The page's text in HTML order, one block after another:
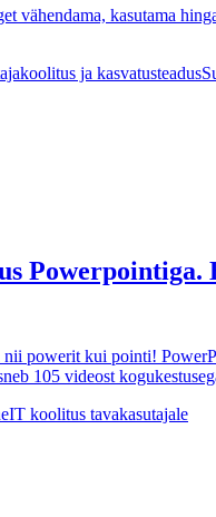
vähendama, kasutama
ja kasvatusteadus
Powerpointiga.
nii powerit kui pointi!
105 videost
IT koolitus tavakasutajale